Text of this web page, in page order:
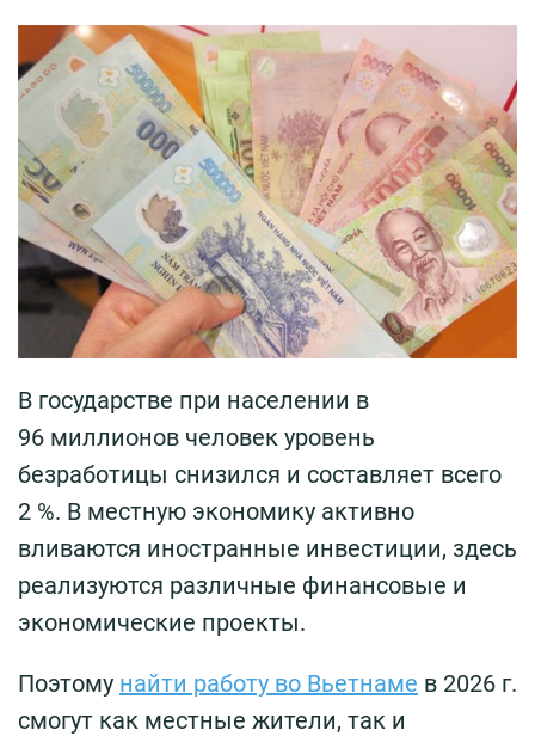
В государстве при населении в
96 миллионов человек уровень
безработицы снизился и составляет всего
2 %. В местную экономику активно
вливаются иностранные инвестиции, здесь
реализуются различные финансовые и
экономические проекты.
Поэтому найти работу во Вьетнаме в 2026 г.
смогут как местные жители, так и